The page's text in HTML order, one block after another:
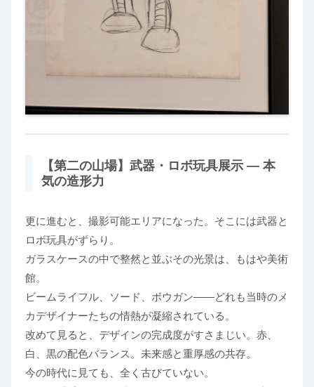
【第二の山場】武器・ロボ玩具展示 ― 本
気の造形力
更に進むと、撮影可能エリアになった。そこには武器と
ロボ玩具がずらり。
ガラスケースの中で整然と並ぶその光景は、もはや美術
館。
ビームライフル、ソード、ボウガン――どれも当時のメ
カデザイナーたちの情熱が凝縮されている。
改めて見ると、デザインの完成度がすさまじい。赤、
白、黒の配色バランス。未来感と重厚感の共存。
今の時代に見ても、全く古びていない。